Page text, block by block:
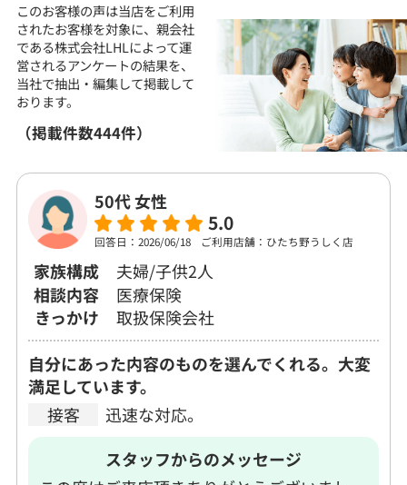
このお客様の声は当店をご利用
されたお客様を対象に、 親会社
である株式会社LHLによって運
営されるアンケートの結果を、
当社で抽出・編集して掲載して
おります。
（掲載件数444件）
50代 女性
5.0
回答日：2026/06/18 ご利用店舗：ひたち野うしく店
家族構成
夫婦/子供2人
相談内容
医療保険
きっかけ
取扱保険会社
自分にあった内容のものを選んでくれる。大変
満足しています。
接客
迅速な対応。
スタッフからのメッセージ